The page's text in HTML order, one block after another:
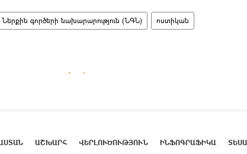
Ներքին գործերի նախարարություն (ՆԳՆ) ոստիկան
ԱՇԽԱՐՀ ՎԵՐԼՈՒԾՈՒԹՅՈՒՆ ԻՆՖՈԳՐԱՖԻԿԱ